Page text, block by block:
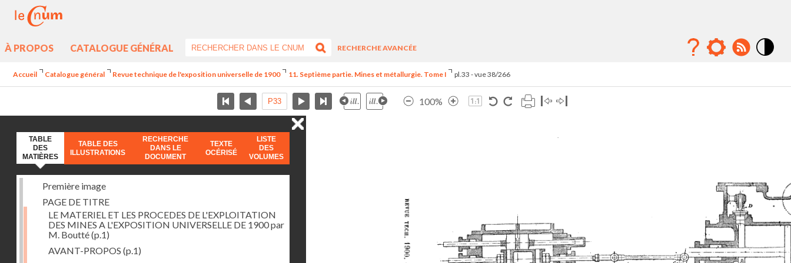
À PROPOS CATALOGUE GÉNÉRAL
RECHERCHE AVANCÉE
Accueil Catalogue général Revue technique de l'exposition universelle de 1900 11. Septième partie. Mines et métallurgie. Tome I pl.33 - vue 38/266
100%
TABLE
DES
MATIÈRES
TABLE DES
ILLUSTRATIONS
RECHERCHE
DANS LE
DOCUMENT
TEXTE
OCÉRISÉ
LISTE
DES
VOLUMES
Première image
PAGE DE TITRE
LE MATERIEL ET LES PROCEDES DE L'EXPLOITATION
DES MINES A L'EXPOSITION UNIVERSELLE DE 1900 par
M. Boutté(p.1)
AVANT-PROPOS (p.1)